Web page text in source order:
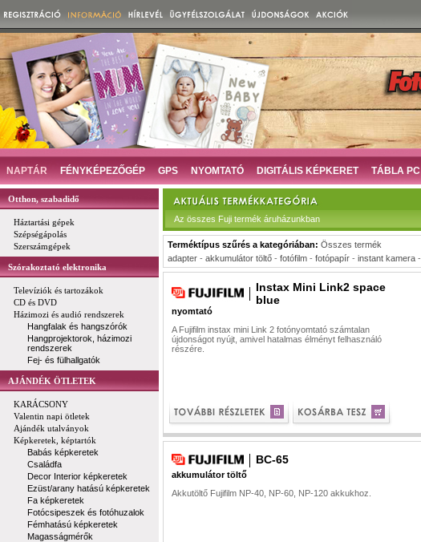
NAPTÁR FÉNYKÉPEZŐGÉP GPS NYOMTATÓ DIGITÁLIS KÉPKERET TÁBLA PC
Otthon, szabadidő
Háztartási gépek
Szépségápolás
Szerszámgépek
Szórakoztató elektronika
Televíziók és tartozákok
CD és DVD
Házimozi és audió rendszerek
Hangfalak és hangszórók
Hangprojektorok, házimozi
rendszerek
Fej- és fülhallgatók
AJÁNDÉK ÖTLETEK
KARÁCSONY
Valentin napi ötletek
Ajándék utalványok
Képkeretek, képtartók
Babás képkeretek
Családfa
Decor Interior képkeretek
Ezüst/arany hatású képkeretek
Fa képkeretek
Fotócsipeszek és fotóhuzalok
Fémhatású képkeretek
Magasságmérők
Az összes Fuji termék áruházunkban
Terméktípus szűrés a kategóriában: Összes termék
adapter - akkumulátor töltő - fotófilm - fotópapír - instant kamera -
Instax Mini Link2 space
blue
nyomtató
A Fujifilm instax mini Link 2 fotónyomtató számtalan
újdonságot nyújt, amivel hatalmas élményt felhasználó
részére.
BC-65
akkumulátor töltő
Akkutöltő Fujifilm NP-40, NP-60, NP-120 akkukhoz.